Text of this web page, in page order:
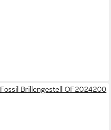
Fossil Brillengestell OF2024200